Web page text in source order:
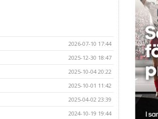
2026-07-10 17:44
2025-12-30 18:47
2025-10-04 20:22
2025-10-01 11:42
2025-04-02 23:39
2024-10-19 19:44